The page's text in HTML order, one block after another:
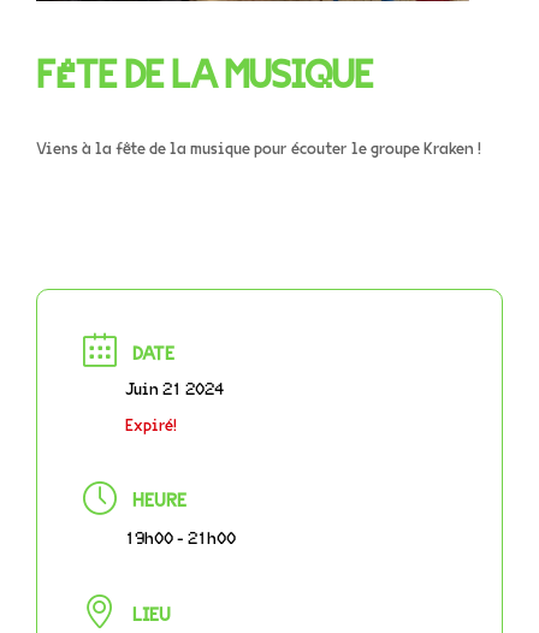
FÊTE DE LA MUSIQUE
Viens à la fête de la musique pour écouter le groupe Kraken !
DATE
Juin 21 2024
Expiré!
HEURE
19h00 - 21h00
LIEU